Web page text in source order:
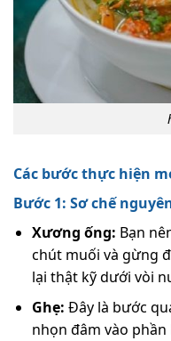
Các bước thực hiện
Bước 1: Sơ chế
Xương ống: Bạn
chút muối và gừng
lại thật kỹ dưới vòi
Ghẹ: Đây là bước
nhọn đâm vào